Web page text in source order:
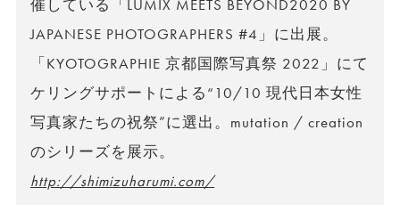
催している「LUMIX MEETS BEYOND2020 BY
JAPANESE PHOTOGRAPHERS #4」に出展。
「KYOTOGRAPHIE 京都国際写真祭 2022」にて
ケリングサポートによる“10/10 現代日本女性
写真家たちの祝祭”に選出。mutation / creation
のシリーズを展示。
http://shimizuharumi.com/